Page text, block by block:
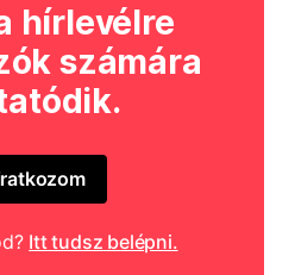
hírlevélre
számára
Itt tudsz belépni.